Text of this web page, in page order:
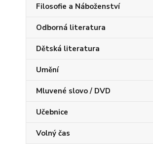
Filosofie a Náboženství
Odborná literatura
Dětská literatura
Umění
Mluvené slovo / DVD
Učebnice
Volný čas